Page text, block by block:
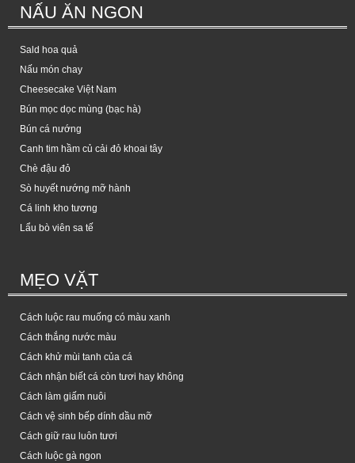
NẤU ĂN NGON
Sald hoa quả
Nấu món chay
Cheesecake Việt Nam
Bún mọc dọc mùng (bạc hà)
Bún cá nướng
Canh tim hầm củ cải đỏ khoai tây
Chè đậu đỏ
Sò huyết nướng mỡ hành
Cá linh kho tương
Lẩu bò viên sa tế
MẸO VẶT
Cách luộc rau muống có màu xanh
Cách thắng nước màu
Cách khử mùi tanh của cá
Cách nhận biết cá còn tươi hay không
Cách làm giấm nuôi
Cách vệ sinh bếp dính dầu mỡ
Cách giữ rau luôn tươi
Cách luộc gà ngon